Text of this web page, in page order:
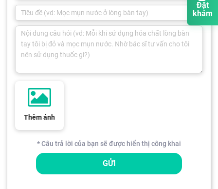
Đặt
khám
Thêm ảnh
* Câu trả lời của bạn sẽ được hiển thị công khai
GỬI